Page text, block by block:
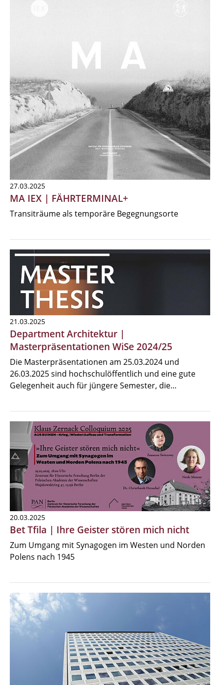
27.03.2025
MA IEX | FÄHRTERMINAL+
Transiträume als temporäre Begegnungsorte
21.03.2025
Department Architektur |
Masterpräsentationen WiSe 2024/25
Die Masterpräsentationen am 25.03.2024 und
26.03.2025 sind hochschulöffentlich und eine gute
Gelegenheit auch für jüngere Semester, die…
20.03.2025
Bet Tfila | Ihre Geister stören mich nicht
Zum Umgang mit Synagogen im Westen und Norden
Polens nach 1945